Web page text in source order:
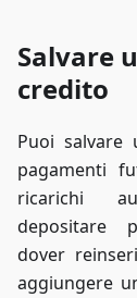
Salvare
credito
Puoi
pagamenti
ricarichi
depositare
dover
aggiungere